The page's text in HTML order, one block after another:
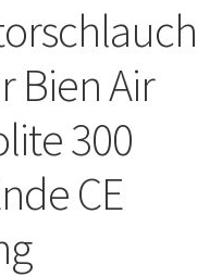
Bien Air
300
CE